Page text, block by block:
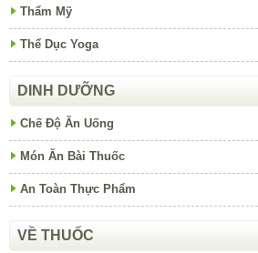
Thẩm Mỹ
Thể Dục Yoga
DINH DƯỠNG
Chế Độ Ăn Uống
Món Ăn Bài Thuốc
An Toàn Thực Phẩm
VỀ THUỐC